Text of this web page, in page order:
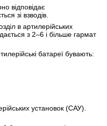
відповідає
зі взводів.
в артилерійських
з 2–6 і більше гармат
батареї бувають:
установок (САУ).